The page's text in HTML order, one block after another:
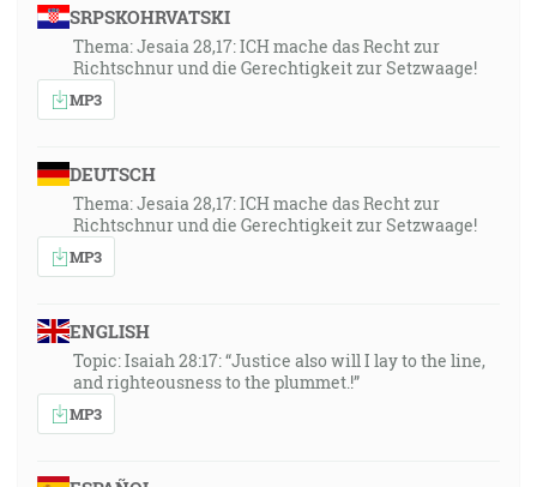
SRPSKOHRVATSKI
Thema: Jesaia 28,17: ICH mache das Recht zur
Richtschnur und die Gerechtigkeit zur Setzwaage!
MP3
DEUTSCH
Thema: Jesaia 28,17: ICH mache das Recht zur
Richtschnur und die Gerechtigkeit zur Setzwaage!
MP3
ENGLISH
Topic: Isaiah 28:17: “Justice also will I lay to the line,
and righteousness to the plummet.!”
MP3